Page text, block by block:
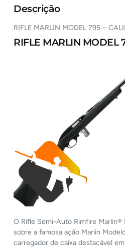
Descrição
RIFLE MARLIN MODEL 795 –
RIFLE MARLIN MODEL
O Rifle Semi-Auto Rimfire
sobre a famosa ação Marlin
carregador de caixa destacável